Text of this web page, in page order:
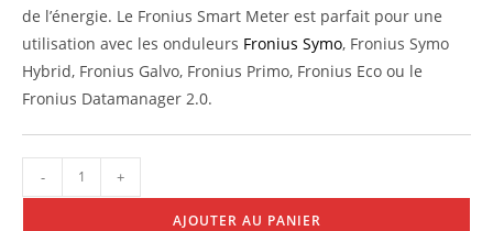
de l’énergie. Le Fronius Smart Meter est parfait pour une
utilisation avec les onduleurs Fronius Symo, Fronius Symo
Hybrid, Fronius Galvo, Fronius Primo, Fronius Eco ou le
Fronius Datamanager 2.0.
- +
AJOUTER AU PANIER